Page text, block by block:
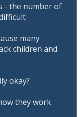
- the number of
many
children and
okay?
they work